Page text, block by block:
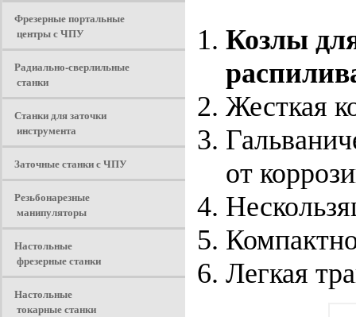
Фрезерные портальные
центры с ЧПУ
Радиально-сверлильные
станки
Станки для заточки
инструмента
Заточные станки с ЧПУ
Резьбонарезные
манипуляторы
Настольные
фрезерные станки
Настольные
токарные станки
Козлы
Жесткая
от
Легкая